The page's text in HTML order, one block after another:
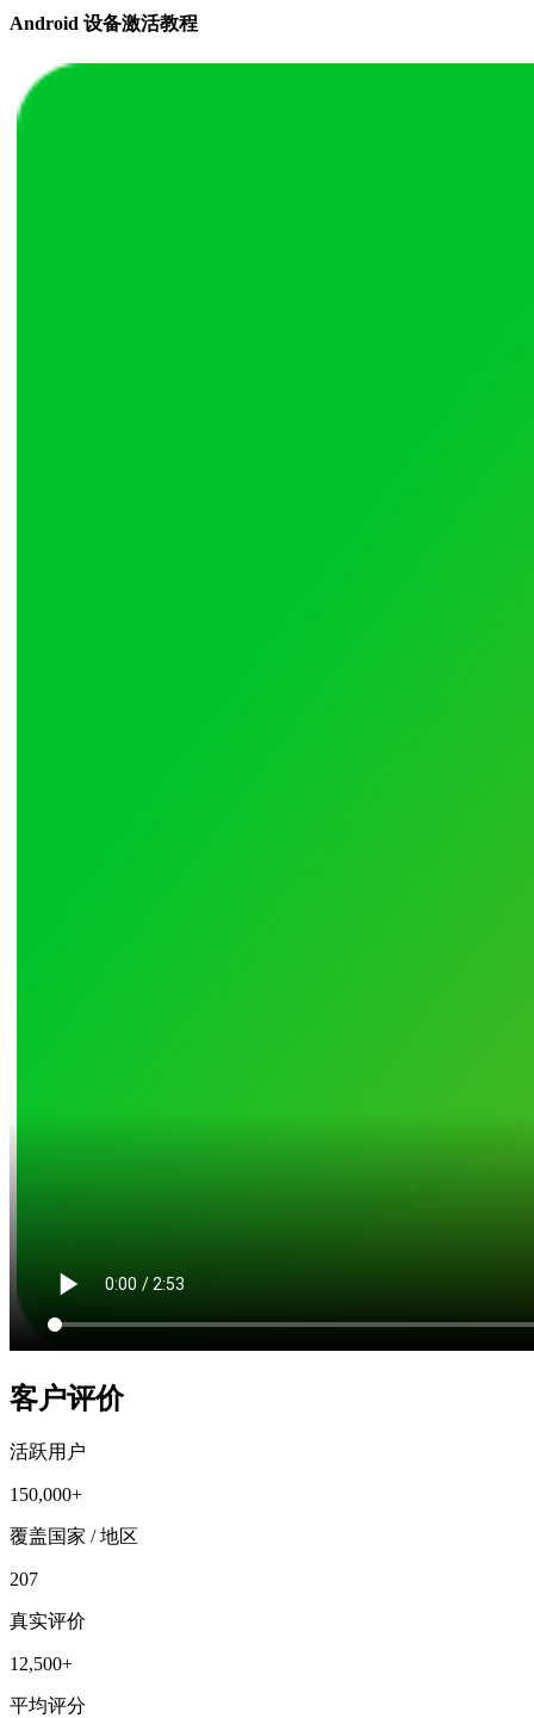
Android 设备激活教程
客户评价
活跃用户
150,000+
覆盖国家 / 地区
207
真实评价
12,500+
平均评分